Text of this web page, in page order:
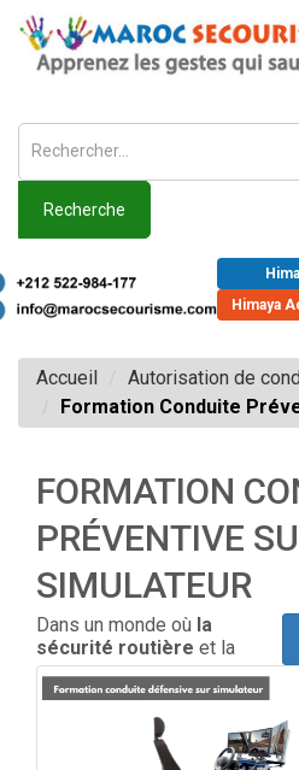
Recherche
Himaya
Accueil
Autorisation de
Formation Conduite
FORMATION
PRÉVENTIVE
SIMULATEUR
Dans un monde où la
sécurité routière et la